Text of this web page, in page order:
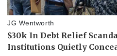
Thể thao
Bóng đá
Lịch thi đấu bóng đá